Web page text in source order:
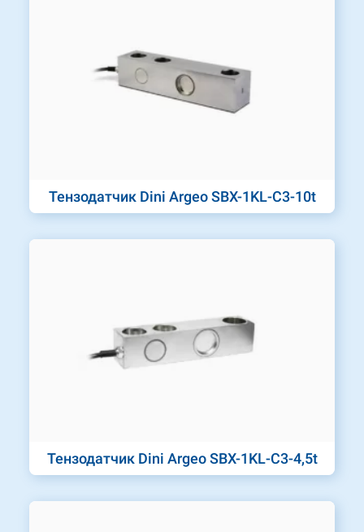
Тензодатчик Dini Argeo SBX-1KL-C3-10t
Тензодатчик Dini Argeo SBX-1KL-C3-4,5t